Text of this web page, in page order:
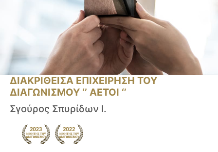
ΔΙΑΚΡΙΘΕΙΣΑ ΕΠΙΧΕΙΡΗΣΗ ΤΟΥ
ΔΙΑΓΩΝΙΣΜΟΥ ‘’ ΑΕΤΟΙ ‘’
Σγούρος Σπυρίδων Ι.